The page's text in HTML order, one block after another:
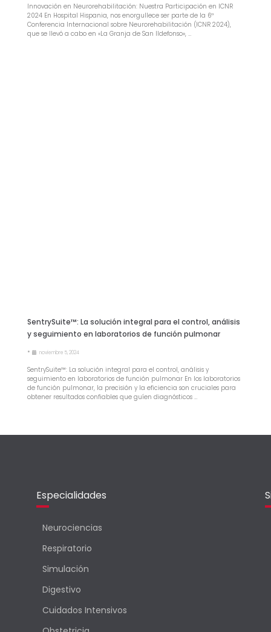
Innovación en Neurorehabilitación: Nuestra Participación en ICNR
2024 En Hospital Hispania, nos enorgullece ser parte de la 6ª
Conferencia Internacional sobre Neurorehabilitación (ICNR 2024),
que se llevó a cabo en «La Granja de San Ildefonso», …
SentrySuite™: La solución integral para el control, análisis
y seguimiento en laboratorios de función pulmonar
•
noviembre 5, 2024
SentrySuite™: La solución integral para el control, análisis y
seguimiento en laboratorios de función pulmonar En los laboratorios
de función pulmonar, la precisión y la eficiencia son cruciales para
obtener resultados confiables que guíen diagnósticos …
Especialidades
Neurociencias
Respiratorio
Simulación
Digestivo
Cuidados Intensivos